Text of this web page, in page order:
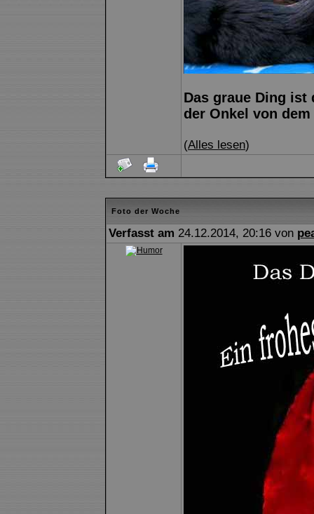
Das graue Ding ist
der Onkel von
(Alles lesen)
Foto der Woche
Verfasst am 24.12.2014, 20:16 von